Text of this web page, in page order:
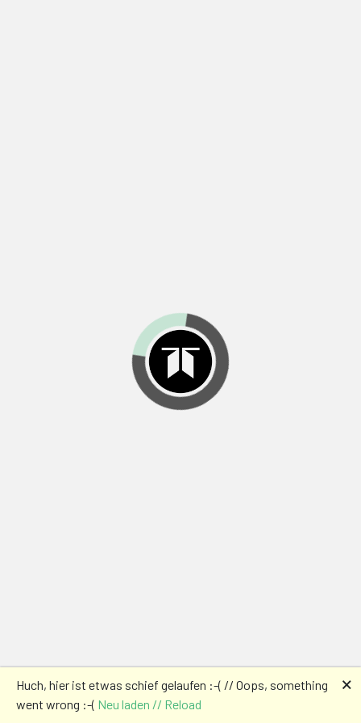
Huch, hier ist etwas schief gelaufen :-( // Oops, something
went wrong :-( Neu laden // Reload
🗙